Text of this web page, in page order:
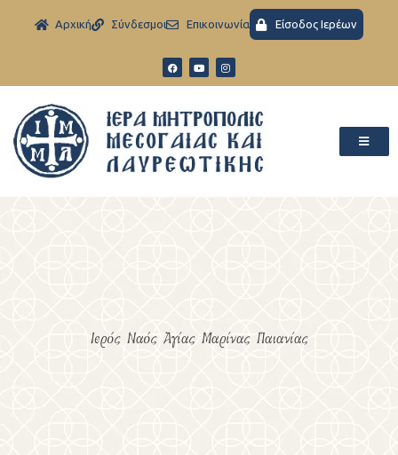
Aρχική Σύνδεσμοι Eπικοινωνία Είσοδος Ιερέων
Ιερός Ναός Αγίας Μαρίνας Παιανίας